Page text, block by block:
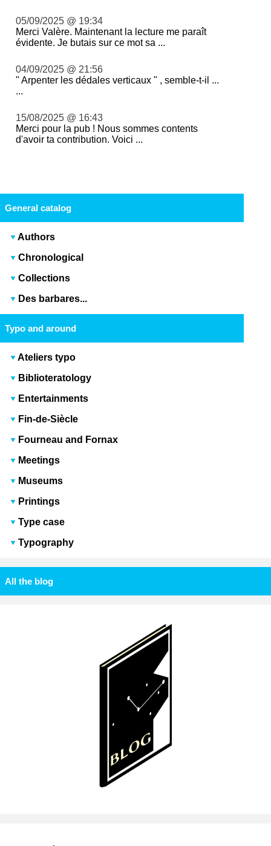
05/09/2025 @ 19:34
Merci Valère. Maintenant la lecture me paraît
évidente. Je butais sur ce mot sa ...
04/09/2025 @ 21:56
" Arpenter les dédales verticaux " , semble-t-il ...
...
15/08/2025 @ 16:43
Merci pour la pub ! Nous sommes contents
d'avoir ta contribution. Voici ...
General catalog
Authors
Chronological
Collections
Des barbares...
Typo and around
Ateliers typo
Biblioteratology
Entertainments
Fin-de-Siècle
Fourneau and Fornax
Meetings
Museums
Printings
Type case
Typography
All the blog